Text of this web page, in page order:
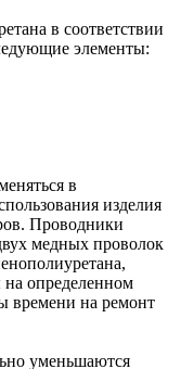
в соответствии
элементы:
в
изделия
Проводники
медных проволок
на определенном
времени на ремонт
уменьшаются